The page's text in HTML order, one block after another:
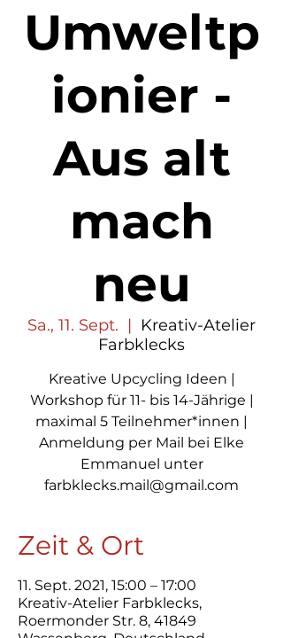
Umweltp
ionier -
Aus alt
mach
neu
Sa., 11. Sept.
  |
Kreativ-Atelier
Farbklecks
Kreative Upcycling Ideen |
Workshop für 11- bis 14-Jährige |
maximal 5 Teilnehmer*innen |
Anmeldung per Mail bei Elke
Emmanuel unter
farbklecks.mail@gmail.com
Zeit & Ort
11. Sept. 2021, 15:00 – 17:00
Kreativ-Atelier Farbklecks,
Roermonder Str. 8, 41849